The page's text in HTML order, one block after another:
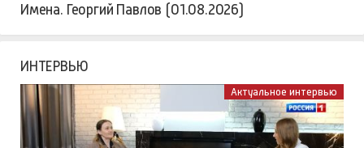
Имена. Георгий Павлов (01.08.2026)
ИНТЕРВЬЮ
Актуальное интервью